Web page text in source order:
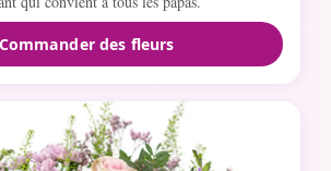
Commander des fleurs